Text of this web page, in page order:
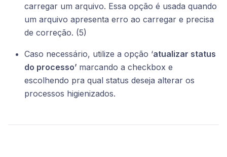
carregar um arquivo. Essa opção é usada quando
um arquivo apresenta erro ao carregar e precisa
de correção. (5)
Caso necessário, utilize a opção ‘atualizar status
do processo’ marcando a checkbox e
escolhendo pra qual status deseja alterar os
processos higienizados.